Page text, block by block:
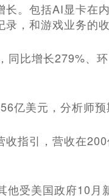
。包括AI显卡在
，和游戏业务的
同比增长279%、
亿美元，分析师
指引，营收在
他受美国政府10